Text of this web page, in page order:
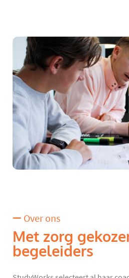
Over ons
Met zorg
begeleiders